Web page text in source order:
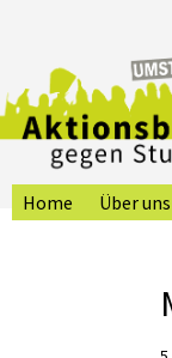
Home Über uns